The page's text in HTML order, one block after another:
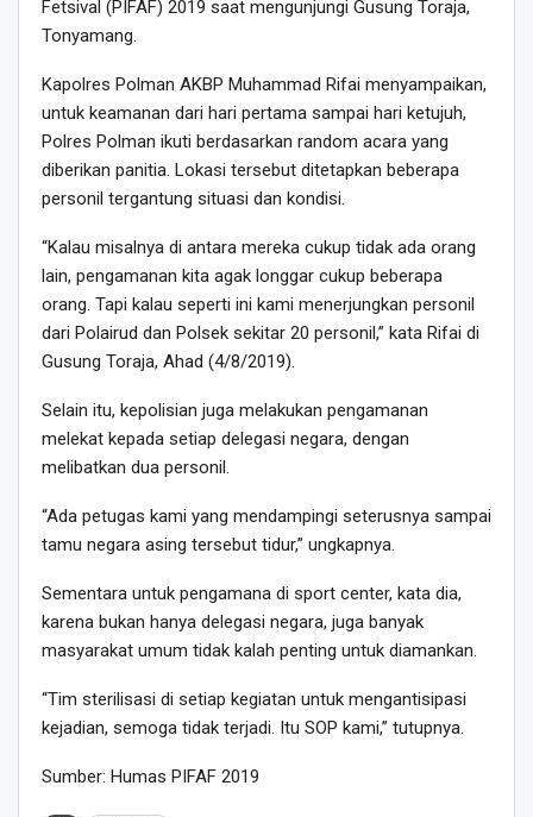
Fetsival (PIFAF) 2019 saat mengunjungi Gusung Toraja,
Tonyamang.
Kapolres Polman AKBP Muhammad Rifai menyampaikan,
untuk keamanan dari hari pertama sampai hari ketujuh,
Polres Polman ikuti berdasarkan random acara yang
diberikan panitia. Lokasi tersebut ditetapkan beberapa
personil tergantung situasi dan kondisi.
“Kalau misalnya di antara mereka cukup tidak ada orang
lain, pengamanan kita agak longgar cukup beberapa
orang. Tapi kalau seperti ini kami menerjungkan personil
dari Polairud dan Polsek sekitar 20 personil,” kata Rifai di
Gusung Toraja, Ahad (4/8/2019).
Selain itu, kepolisian juga melakukan pengamanan
melekat kepada setiap delegasi negara, dengan
melibatkan dua personil.
“Ada petugas kami yang mendampingi seterusnya sampai
tamu negara asing tersebut tidur,” ungkapnya.
Sementara untuk pengamana di sport center, kata dia,
karena bukan hanya delegasi negara, juga banyak
masyarakat umum tidak kalah penting untuk diamankan.
“Tim sterilisasi di setiap kegiatan untuk mengantisipasi
kejadian, semoga tidak terjadi. Itu SOP kami,” tutupnya.
Sumber: Humas PIFAF 2019